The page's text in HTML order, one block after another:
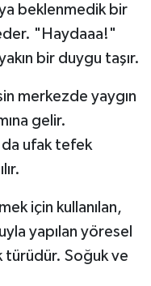
beklenmedik bir
"Haydaaa!"
bir duygu taşır.
merkezde yaygın
gelir.
da ufak tefek
için kullanılan,
yapılan yöresel
türüdür. Soğuk ve